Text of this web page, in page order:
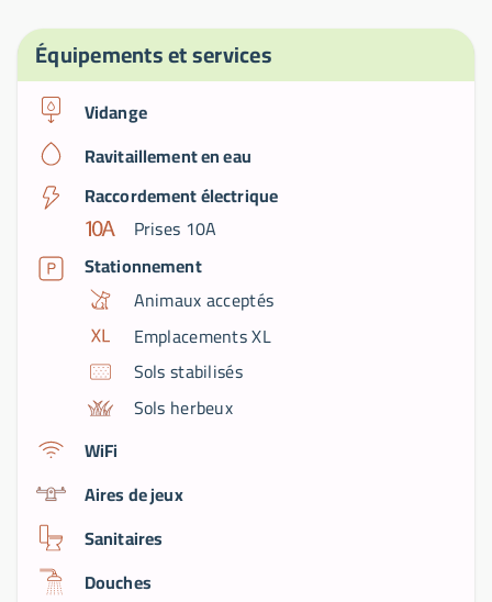
Équipements et services
Vidange
Ravitaillement en eau
Raccordement électrique
Prises 10A
Stationnement
Animaux acceptés
Emplacements XL
Sols stabilisés
Sols herbeux
WiFi
Aires de jeux
Sanitaires
Douches